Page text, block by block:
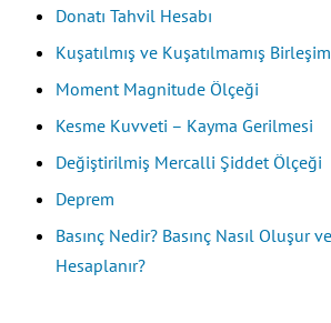
Donatı Tahvil Hesabı
Kuşatılmış ve Kuşatılmamış
Moment Magnitude Ölçeği
Kesme Kuvveti – Kayma Gerilmesi
Değiştirilmiş Mercalli Şiddet Ölçeği
Deprem
Basınç Nedir? Basınç Nasıl Oluşur
Hesaplanır?